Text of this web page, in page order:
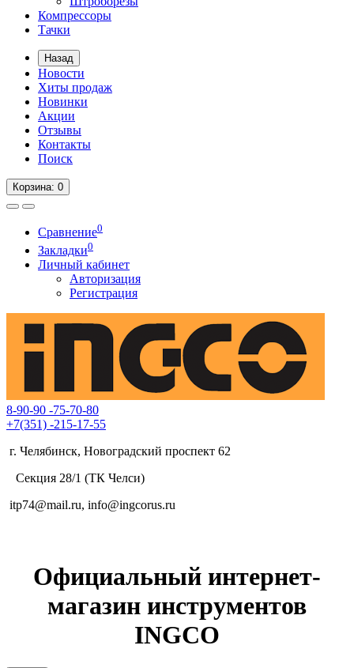
Компрессоры
Тачки
Назад
Новости
Хиты продаж
Новинки
Акции
Отзывы
Контакты
Поиск
Корзина: 0
Сравнение0
Закладки0
Личный кабинет
Авторизация
Регистрация
8-90-90 -75-70-80
+7(351) -215-17-55
г. Челябинск, Новоградский проспект 62
Секция 28/1 (ТК Челси)
itp74@mail.ru, info@ingcorus.ru
Официальный интернет-
магазин инструментов
INGCO